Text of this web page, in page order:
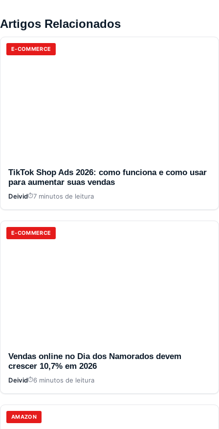
Artigos Relacionados
E-COMMERCE
TikTok Shop Ads 2026: como funciona e como usar
para aumentar suas vendas
Deivid 7 minutos de leitura
E-COMMERCE
Vendas online no Dia dos Namorados devem
crescer 10,7% em 2026
Deivid 6 minutos de leitura
AMAZON